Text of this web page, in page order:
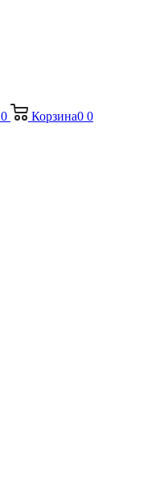
0 Корзина0 0